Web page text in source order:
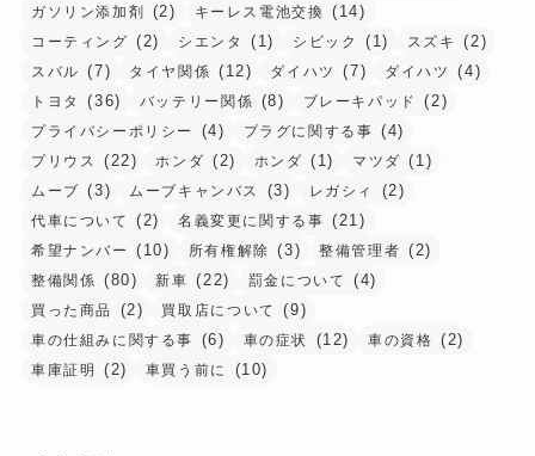
ガソリン添加剤 (2) キーレス電池交換 (14)
コーティング (2) シエンタ (1) シビック (1) スズキ (2)
スバル (7) タイヤ関係 (12) ダイハツ (7) ダイハツ (4)
トヨタ (36) バッテリー関係 (8) ブレーキパッド (2)
プライバシーポリシー (4) プラグに関する事 (4)
プリウス (22) ホンダ (2) ホンダ (1) マツダ (1)
ムーブ (3) ムーブキャンバス (3) レガシィ (2)
代車について (2) 名義変更に関する事 (21)
希望ナンバー (10) 所有権解除 (3) 整備管理者 (2)
整備関係 (80) 新車 (22) 罰金について (4)
買った商品 (2) 買取店について (9)
車の仕組みに関する事 (6) 車の症状 (12) 車の資格 (2)
車庫証明 (2) 車買う前に (10)